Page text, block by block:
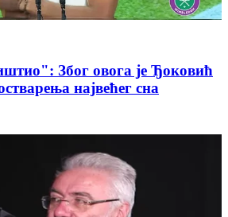
Због овога је Ђоковић
највећег сна